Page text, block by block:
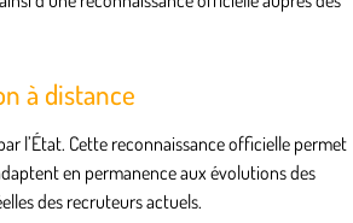
à distance
l’État. Cette reconnaissance officielle permet
en permanence aux évolutions des
des recruteurs actuels.